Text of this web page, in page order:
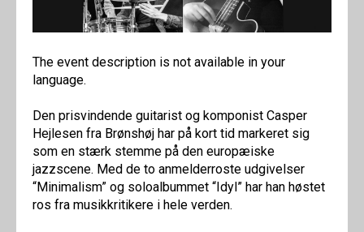
The event description is not available in your
language.
Den prisvindende guitarist og komponist Casper
Hejlesen fra Brønshøj har på kort tid markeret sig
som en stærk stemme på den europæiske
jazzscene. Med de to anmelderroste udgivelser
“Minimalism” og soloalbummet “Idyl” har han høstet
ros fra musikkritikere i hele verden.